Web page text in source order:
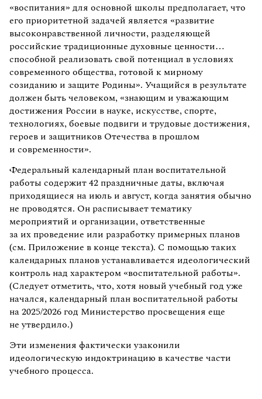
«воспитания» для основной школы предполагает, что
его приоритетной задачей является «развитие
высоконравственной личности, разделяющей
российские традиционные духовные ценности…
способной реализовать свой потенциал в условиях
современного общества, готовой к мирному
созиданию и защите Родины». Учащийся в результате
должен быть человеком, «знающим и уважающим
достижения России в науке, искусстве, спорте,
технологиях, боевые подвиги и трудовые достижения,
героев и защитников Отечества в прошлом
и современности».
Федеральный календарный план воспитательной
работы содержит 42 праздничные даты, включая
приходящиеся на июль и август, когда занятия обычно
не проводятся. Он расписывает тематику
мероприятий и организации, ответственные
за их проведение или разработку примерных планов
(см. Приложение в конце текста). С помощью таких
календарных планов устанавливается идеологический
контроль над характером «воспитательной работы».
(Следует отметить, что, хотя новый учебный год уже
начался, календарный план воспитательной работы
на 2025/2026 год Министерство просвещения еще
не утвердило.)
Эти изменения фактически узаконили
идеологическую индоктринацию в качестве части
учебного процесса.